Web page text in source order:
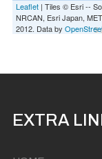
Leaflet | Tiles © Esri --
NRCAN, Esri Japan,
2012. Data by
EXTRA